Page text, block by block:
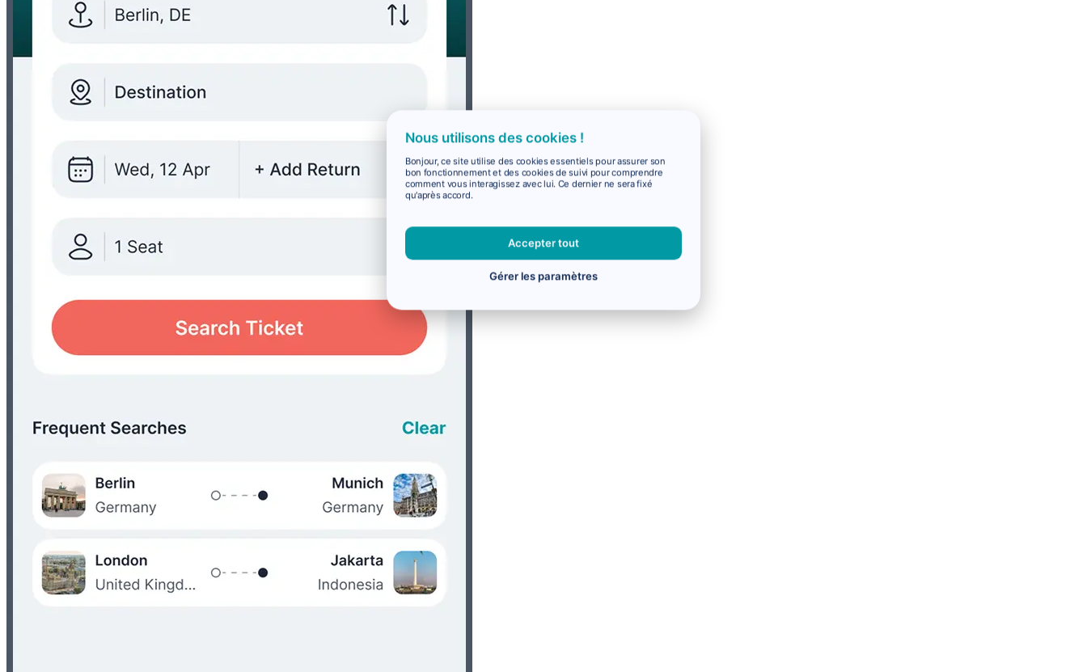
Nous utilisons des cookies !
Bonjour, ce site utilise des cookies essentiels pour assurer son
bon fonctionnement et des cookies de suivi pour comprendre
comment vous interagissez avec lui. Ce dernier ne sera fixé
qu'après accord.
Accepter tout
Gérer les paramètres